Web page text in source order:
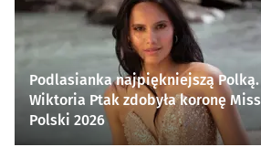
Podlasianka najpiękniejszą Polką.
Wiktoria Ptak zdobyła koronę Miss
Polski 2026